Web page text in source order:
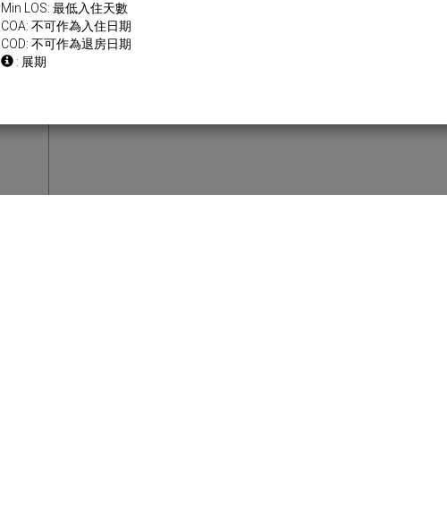
Min LOS: 最低入住天數
COA: 不可作為入住日期
COD: 不可作為退房日期
: 展期